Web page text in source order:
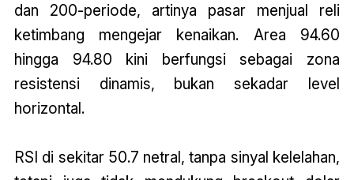
dan 200-periode, artinya pasar menjual reli
ketimbang mengejar kenaikan. Area 94.60
hingga 94.80 kini berfungsi sebagai zona
resistensi dinamis, bukan sekadar level
horizontal.
RSI di sekitar 50.7 netral, tanpa sinyal kelelahan,